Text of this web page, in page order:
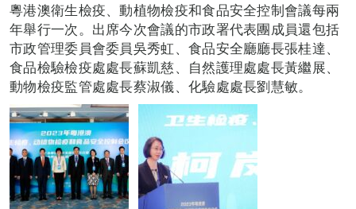
粵港澳衛生檢疫、動植物檢疫和食品安全控制會議每兩
年舉行一次。出席今次會議的市政署代表團成員還包括
市政管理委員會委員吳秀虹、食品安全廳廳長張桂達、
食品檢驗檢疫處處長蘇凱慈、自然護理處處長黃繼展、
動物檢疫監管處處長蔡淑儀、化驗處處長劉慧敏。